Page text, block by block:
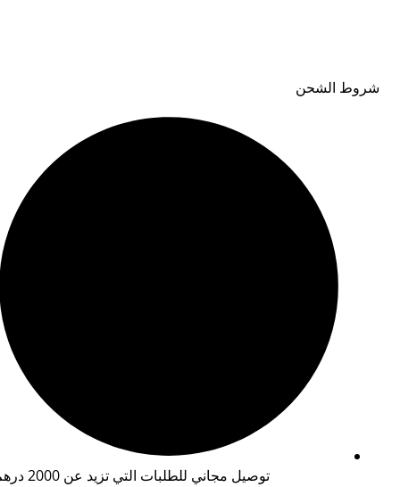
شروط الشحن
توصيل مجاني للطلبات التي تزيد عن 2000 درهم